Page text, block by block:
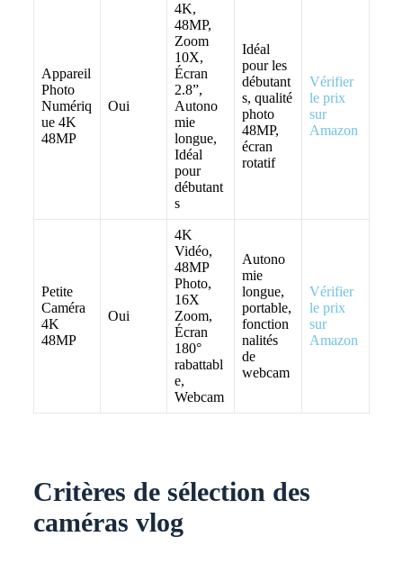
Appareil
Photo
Numériq
ue 4K
48MP
Oui
4K,
48MP,
Zoom
10X,
Écran
2.8”,
Autono
mie
longue,
Idéal
pour
débutant
s
Idéal
pour les
débutant
s, qualité
photo
48MP,
écran
rotatif
Vérifier
le prix
sur
Amazon
Petite
Caméra
4K
48MP
Oui
4K
Vidéo,
48MP
Photo,
16X
Zoom,
Écran
180°
rabattabl
e,
Webcam
Autono
mie
longue,
portable,
fonction
nalités
de
webcam
Vérifier
le prix
sur
Amazon
Critères de sélection des
caméras vlog